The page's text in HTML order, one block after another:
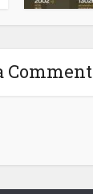
Comment